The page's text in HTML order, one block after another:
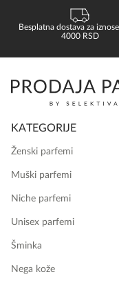
Besplatna dostava za
4000 RSD
KATEGORIJE
Ženski parfemi
Muški parfemi
Niche parfemi
Unisex parfemi
Šminka
Nega kože